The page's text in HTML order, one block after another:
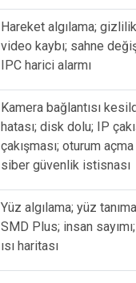
Hareket algılama;
video kaybı; sahne
IPC harici alarmı
Kamera bağlantısı
hatası; disk dolu; IP
çakışması; oturum
siber güvenlik istisnası
Yüz algılama; yüz
SMD Plus; insan
ısı haritası